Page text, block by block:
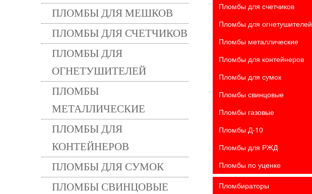
ПЛОМБЫ ДЛЯ МЕШКОВ
ПЛОМБЫ ДЛЯ СЧЕТЧИКОВ
ПЛОМБЫ ДЛЯ
ОГНЕТУШИТЕЛЕЙ
ПЛОМБЫ
МЕТАЛЛИЧЕСКИЕ
ПЛОМБЫ ДЛЯ
КОНТЕЙНЕРОВ
ПЛОМБЫ ДЛЯ СУМОК
ПЛОМБЫ СВИНЦОВЫЕ
Пломбы для счетчиков
Пломбы для огнетушителей
Пломбы металлические
Пломбы для контейнеров
Пломбы для сумок
Пломбы свинцовые
Пломбы газовые
Пломбы Д-10
Пломбы для РЖД
Пломбы по уценке
Пломбираторы